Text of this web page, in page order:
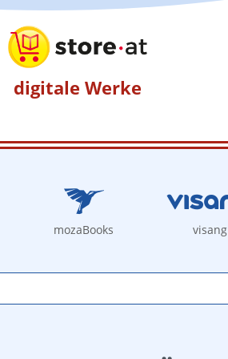
digitale Werke
mozaBooks visang